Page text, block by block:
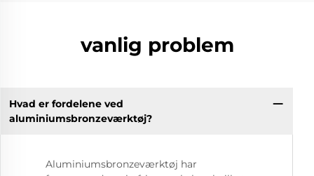
vanlig problem
Hvad er fordelene ved
aluminiumsbronzeværktøj?
Aluminiumsbronzeværktøj har